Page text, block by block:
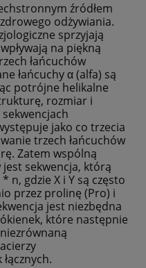
źródłem
odżywiania.
sprzyjają
na piękną
łańcuchów
łańcuchy α (alfa) są
potrójne helikalne
rozmiar i
jako co trzecia
trzech łańcuchów
Zatem wspólną
sekwencja, którą
n, gdzie X i Y są często
przez prolinę (Pro) i
jest niezbędna
które następnie